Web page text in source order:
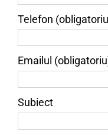
Telefon
Emailul
Subiect